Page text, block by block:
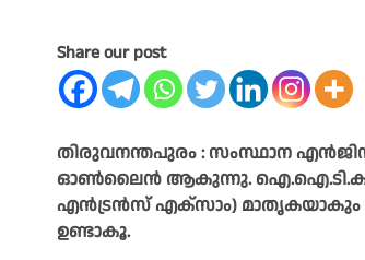
Share our post
തിരുവനന്തപുരം : സംസ്ഥാന
ഓൺലൈൻ ആകുന്നു.
എൻട്രൻസ് എക്സാം) മാതൃകയാകും
ഉണ്ടാകൂ.